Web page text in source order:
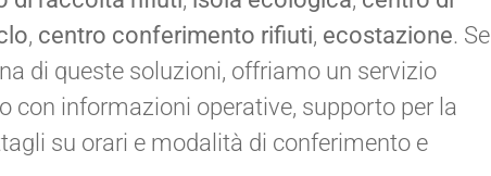
, centro conferimento rifiuti, ecostazione. Se
di queste soluzioni, offriamo un servizio
con informazioni operative, supporto per la
su orari e modalità di conferimento e